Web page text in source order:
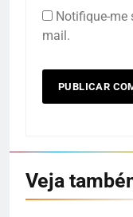
Notifique-me
mail.
Veja